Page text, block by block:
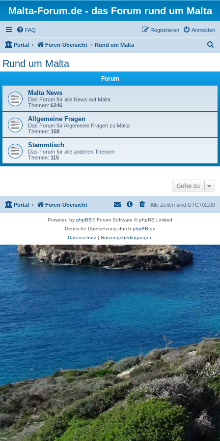
Malta-Forum.de - das Forum rund um Malta
FAQ Anmelden
Registrieren
Portal Foren-Übersicht Rund um Malta
Rund um Malta
Forum
Malta News
Das Forum für alle News auf Malta
Themen: 6246
Allgemeine Fragen
Das Forum für Allgemeine Fragen zu Malta
Themen: 158
Stammtisch
Das Forum für alle anderen Themen
Themen: 115
Gehe zu
Portal Foren-Übersicht Alle Zeiten sind UTC+02:00
Powered by phpBB® Forum Software © phpBB Limited
Deutsche Übersetzung durch phpBB.de
Datenschutz| Nutzungsbedingungen